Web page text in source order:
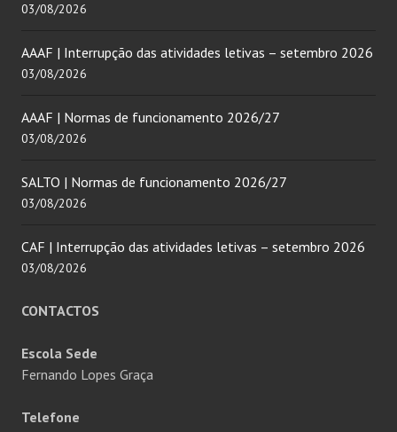
03/08/2026
AAAF | Interrupção das atividades letivas – setembro 2026
03/08/2026
AAAF | Normas de funcionamento 2026/27
03/08/2026
SALTO | Normas de funcionamento 2026/27
03/08/2026
CAF | Interrupção das atividades letivas – setembro 2026
03/08/2026
CONTACTOS
Escola Sede
Fernando Lopes Graça
Telefone